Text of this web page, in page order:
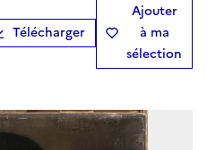
Télécharger
Ajouter
à ma
sélection